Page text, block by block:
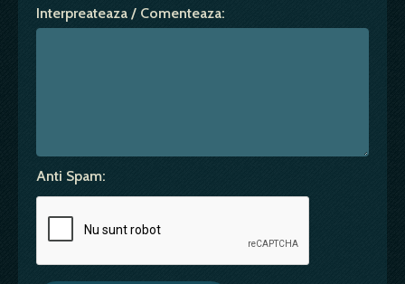
Interpreateaza / Comenteaza:
Anti Spam: